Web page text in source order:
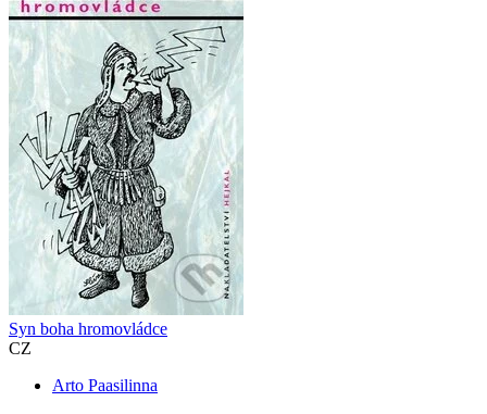
Syn boha hromovládce
CZ
Arto Paasilinna